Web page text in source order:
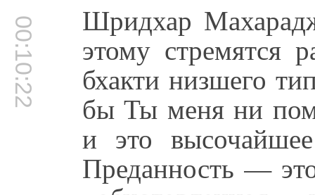
00:10:22 Шридхар
этому стремятся
бхакти низшего
бы Ты меня ни
и это
Преданность —